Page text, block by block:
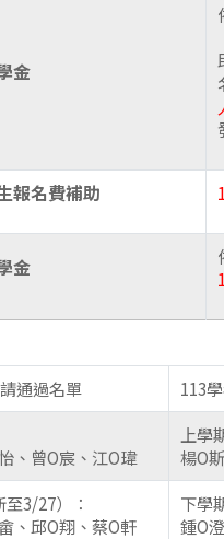
金
報名費補助
金
通過名單
113
、曾O宸、江O瑋
上學
楊O斯
3/27）：
、邱O翔、蔡O軒
下學
鍾O